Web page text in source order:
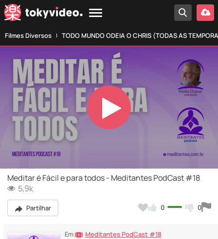
Filmes Diversos TODO MUNDO ODEIA O CHRIS (TODAS AS
Play
Video
Meditar é Fácil e para todos - Meditantes PodCast #18
5,9k
Partilhar 0 0
Em Meditantes PodCast #18